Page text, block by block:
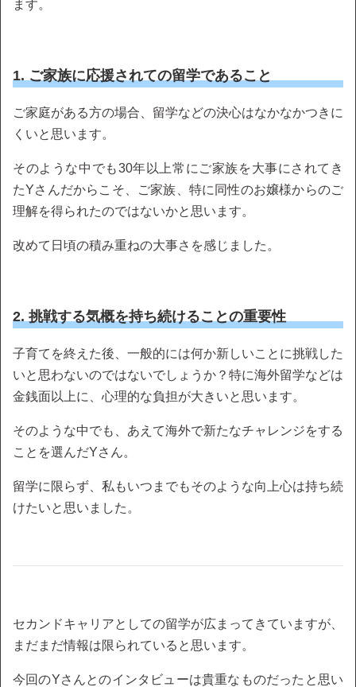
ます。
1. ご家族に応援されての留学であること
ご家庭がある方の場合、留学などの決心はなかなかつきに
くいと思います。
そのような中でも30年以上常にご家族を大事にされてき
たYさんだからこそ、ご家族、特に同性のお嬢様からのご
理解を得られたのではないかと思います。
改めて日頃の積み重ねの大事さを感じました。
2. 挑戦する気概を持ち続けることの重要性
子育てを終えた後、一般的には何か新しいことに挑戦した
いと思わないのではないでしょうか？特に海外留学などは
金銭面以上に、心理的な負担が大きいと思います。
そのような中でも、あえて海外で新たなチャレンジをする
ことを選んだYさん。
留学に限らず、私もいつまでもそのような向上心は持ち続
けたいと思いました。
セカンドキャリアとしての留学が広まってきていますが、
まだまだ情報は限られていると思います。
今回のYさんとのインタビューは貴重なものだったと思い